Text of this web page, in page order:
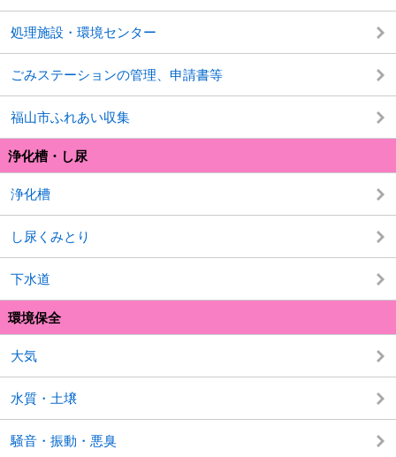
処理施設・環境センター
ごみステーションの管理、申請書等
福山市ふれあい収集
浄化槽・し尿
浄化槽
し尿くみとり
下水道
環境保全
大気
水質・土壌
騒音・振動・悪臭